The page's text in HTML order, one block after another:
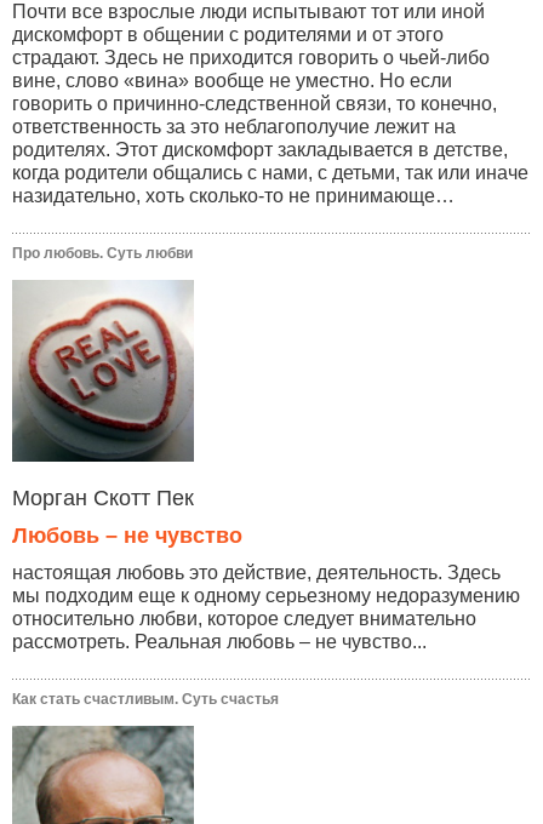
Почти все взрослые люди испытывают тот или иной
дискомфорт в общении с родителями и от этого
страдают. Здесь не приходится говорить о чьей-либо
вине, слово «вина» вообще не уместно. Но если
говорить о причинно-следственной связи, то конечно,
ответственность за это неблагополучие лежит на
родителях. Этот дискомфорт закладывается в детстве,
когда родители общались с нами, с детьми, так или иначе
назидательно, хоть сколько-то не принимающе…
Про любовь. Суть любви
Морган Скотт Пек
Любовь – не чувство
настоящая любовь это действие, деятельность. Здесь
мы подходим еще к одному серьезному недоразумению
относительно любви, которое следует внимательно
рассмотреть. Реальная любовь – не чувство...
Как стать счастливым. Суть счастья